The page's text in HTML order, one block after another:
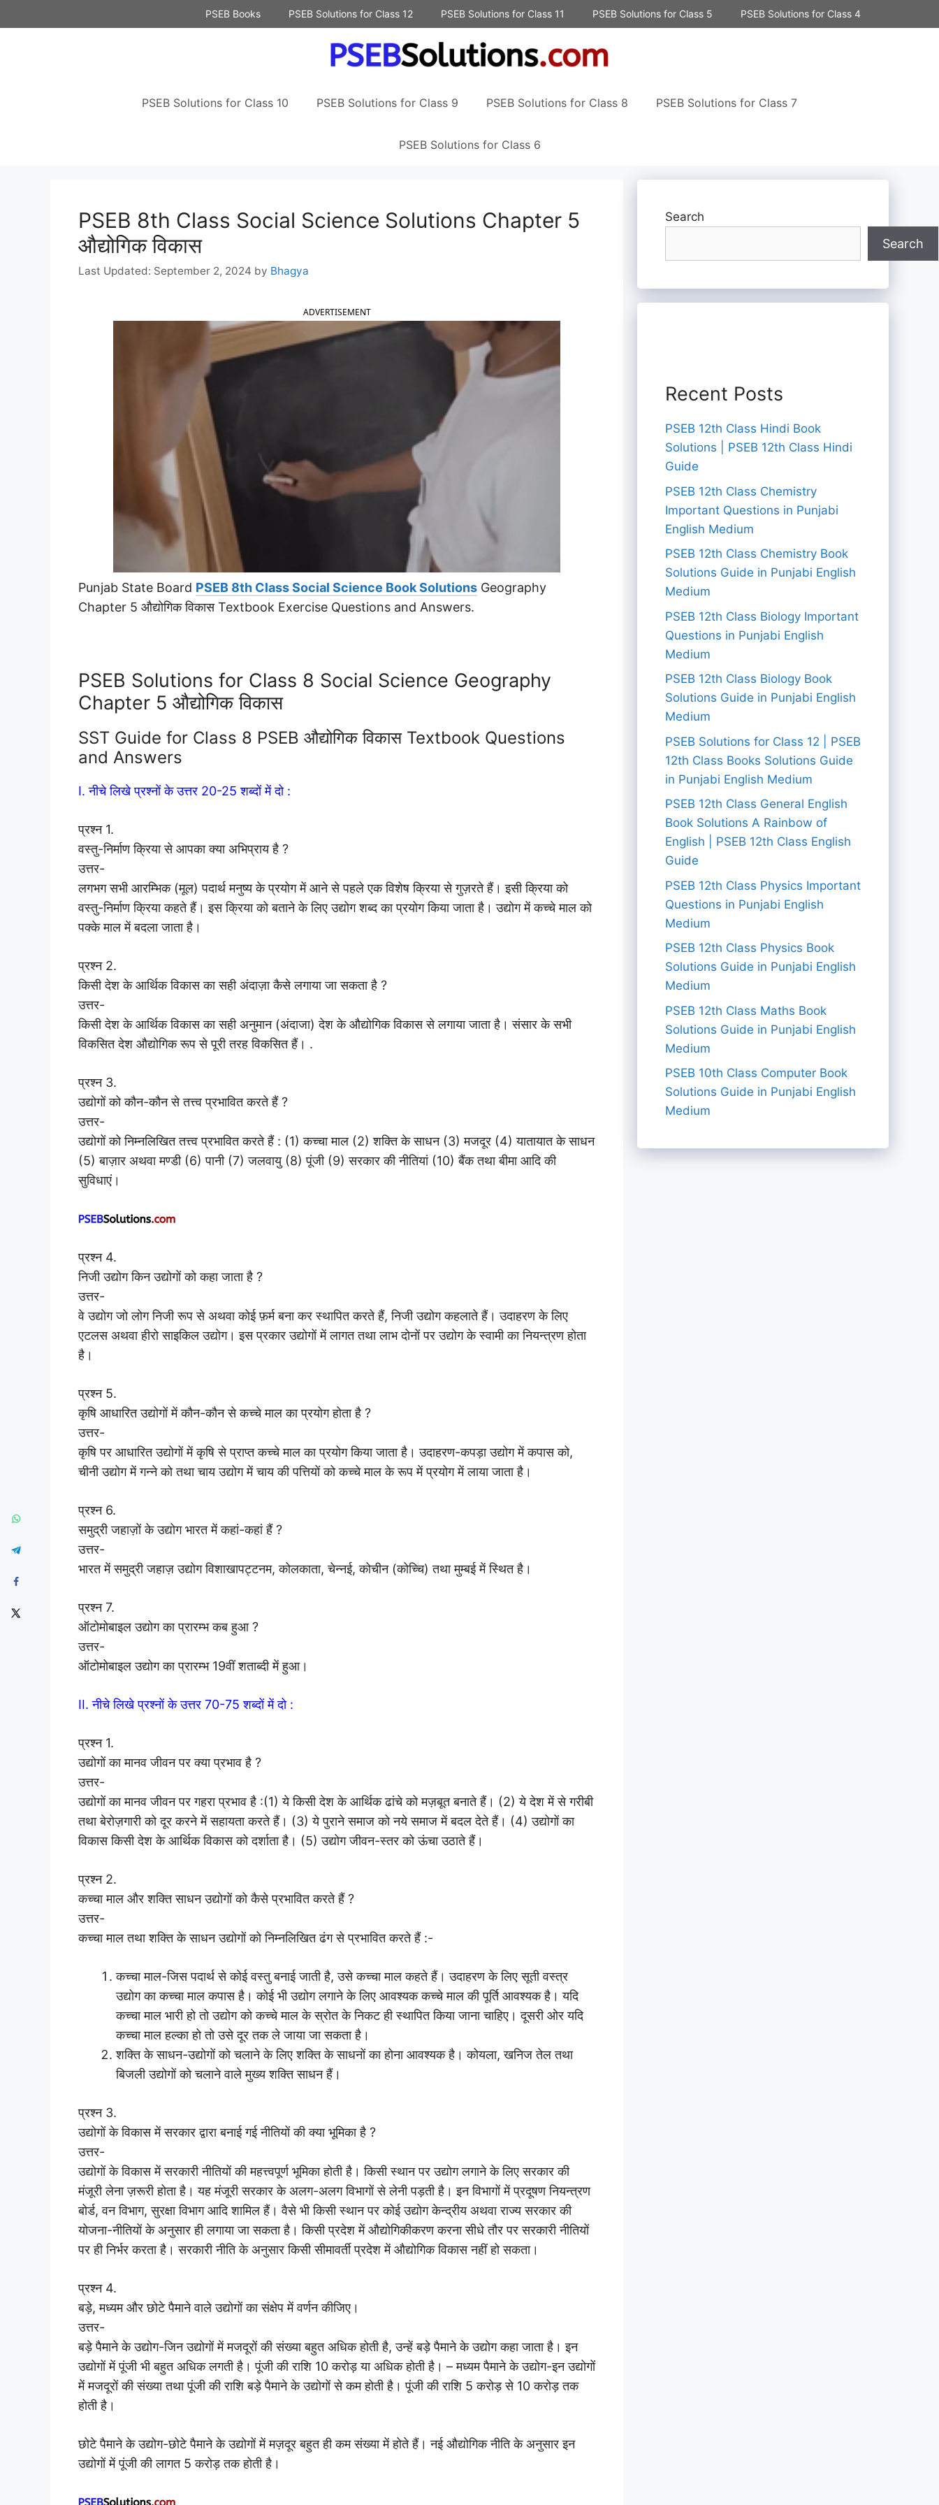
to
PSEB Books PSEB Solutions for Class 12 PSEB Solutions for Class 11 PSEB Solutions for Class 5 PSEB Solutions for Class 4
PSEB Solutions for Class 10 PSEB Solutions for Class 9 PSEB Solutions for Class 8 PSEB Solutions for Class 7
PSEB Solutions for Class 6
PSEB 8th Class Social Science Solutions Chapter 5
औद्योगिक विकास
September 2, 2024 by Bhagya
ADVERTISEMENT
Punjab State Board PSEB 8th Class Social Science Book Solutions Geography
Chapter 5 औद्योगिक विकास Textbook Exercise Questions and Answers.
PSEB Solutions for Class 8 Social Science Geography
Chapter 5 औद्योगिक विकास
SST Guide for Class 8 PSEB औद्योगिक विकास Textbook Questions
and Answers
I. नीचे लिखे प्रश्नों के उत्तर 20-25 शब्दों में दो :
प्रश्न 1.
वस्तु-निर्माण क्रिया से आपका क्या अभिप्राय है ?
उत्तर-
लगभग सभी आरम्भिक (मूल) पदार्थ मनुष्य के प्रयोग में आने से पहले एक विशेष क्रिया से गुज़रते हैं। इसी क्रिया को
वस्तु-निर्माण क्रिया कहते हैं। इस क्रिया को बताने के लिए उद्योग शब्द का प्रयोग किया जाता है। उद्योग में कच्चे माल को
पक्के माल में बदला जाता है।
प्रश्न 2.
किसी देश के आर्थिक विकास का सही अंदाज़ा कैसे लगाया जा सकता है ?
उत्तर-
किसी देश के आर्थिक विकास का सही अनुमान (अंदाजा) देश के औद्योगिक विकास से लगाया जाता है। संसार के सभी
विकसित देश औद्योगिक रूप से पूरी तरह विकसित हैं। .
प्रश्न 3.
उद्योगों को कौन-कौन से तत्त्व प्रभावित करते हैं ?
उत्तर-
उद्योगों को निम्नलिखित तत्त्व प्रभावित करते हैं : (1) कच्चा माल (2) शक्ति के साधन (3) मजदूर (4) यातायात के साधन
(5) बाज़ार अथवा मण्डी (6) पानी (7) जलवायु (8) पूंजी (9) सरकार की नीतियां (10) बैंक तथा बीमा आदि की
सुविधाएं।
प्रश्न 4.
निजी उद्योग किन उद्योगों को कहा जाता है ?
उत्तर-
वे उद्योग जो लोग निजी रूप से अथवा कोई फ़र्म बना कर स्थापित करते हैं, निजी उद्योग कहलाते हैं। उदाहरण के लिए
एटलस अथवा हीरो साइकिल उद्योग। इस प्रकार उद्योगों में लागत तथा लाभ दोनों पर उद्योग के स्वामी का नियन्त्रण होता
है।
प्रश्न 5.
कृषि आधारित उद्योगों में कौन-कौन से कच्चे माल का प्रयोग होता है ?
उत्तर-
कृषि पर आधारित उद्योगों में कृषि से प्राप्त कच्चे माल का प्रयोग किया जाता है। उदाहरण-कपड़ा उद्योग में कपास को,
चीनी उद्योग में गन्ने को तथा चाय उद्योग में चाय की पत्तियों को कच्चे माल के रूप में प्रयोग में लाया जाता है।
प्रश्न 6.
समुद्री जहाज़ों के उद्योग भारत में कहां-कहां हैं ?
उत्तर-
भारत में समुद्री जहाज़ उद्योग विशाखापट्टनम, कोलकाता, चेन्नई, कोचीन (कोच्चि) तथा मुम्बई में स्थित है।
प्रश्न 7.
ऑटोमोबाइल उद्योग का प्रारम्भ कब हुआ ?
उत्तर-
ऑटोमोबाइल उद्योग का प्रारम्भ 19वीं शताब्दी में हुआ।
II. नीचे लिखे प्रश्नों के उत्तर 70-75 शब्दों में दो :
प्रश्न 1.
उद्योगों का मानव जीवन पर क्या प्रभाव है ?
उत्तर-
उद्योगों का मानव जीवन पर गहरा प्रभाव है :(1) ये किसी देश के आर्थिक ढांचे को मज़बूत बनाते हैं। (2) ये देश में से गरीबी
तथा बेरोज़गारी को दूर करने में सहायता करते हैं। (3) ये पुराने समाज को नये समाज में बदल देते हैं। (4) उद्योगों का
विकास किसी देश के आर्थिक विकास को दर्शाता है। (5) उद्योग जीवन-स्तर को ऊंचा उठाते हैं।
प्रश्न 2.
कच्चा माल और शक्ति साधन उद्योगों को कैसे प्रभावित करते हैं ?
उत्तर-
कच्चा माल तथा शक्ति के साधन उद्योगों को निम्नलिखित ढंग से प्रभावित करते हैं :-
कच्चा माल-जिस पदार्थ से कोई वस्तु बनाई जाती है, उसे कच्चा माल कहते हैं। उदाहरण के लिए सूती वस्त्र
उद्योग का कच्चा माल कपास है। कोई भी उद्योग लगाने के लिए आवश्यक कच्चे माल की पूर्ति आवश्यक है। यदि
कच्चा माल भारी हो तो उद्योग को कच्चे माल के स्रोत के निकट ही स्थापित किया जाना चाहिए। दूसरी ओर यदि
कच्चा माल हल्का हो तो उसे दूर तक ले जाया जा सकता है।
शक्ति के साधन-उद्योगों को चलाने के लिए शक्ति के साधनों का होना आवश्यक है। कोयला, खनिज तेल तथा
बिजली उद्योगों को चलाने वाले मुख्य शक्ति साधन हैं।
प्रश्न 3.
उद्योगों के विकास में सरकार द्वारा बनाई गई नीतियों की क्या भूमिका है ?
उत्तर-
उद्योगों के विकास में सरकारी नीतियों की महत्त्वपूर्ण भूमिका होती है। किसी स्थान पर उद्योग लगाने के लिए सरकार की
मंजूरी लेना ज़रूरी होता है। यह मंजूरी सरकार के अलग-अलग विभागों से लेनी पड़ती है। इन विभागों में प्रदूषण नियन्त्रण
बोर्ड, वन विभाग, सुरक्षा विभाग आदि शामिल हैं। वैसे भी किसी स्थान पर कोई उद्योग केन्द्रीय अथवा राज्य सरकार की
योजना-नीतियों के अनुसार ही लगाया जा सकता है। किसी प्रदेश में औद्योगिकीकरण करना सीधे तौर पर सरकारी नीतियों
पर ही निर्भर करता है। सरकारी नीति के अनुसार किसी सीमावर्ती प्रदेश में औद्योगिक विकास नहीं हो सकता।
प्रश्न 4.
बड़े, मध्यम और छोटे पैमाने वाले उद्योगों का संक्षेप में वर्णन कीजिए।
उत्तर-
बड़े पैमाने के उद्योग-जिन उद्योगों में मजदूरों की संख्या बहुत अधिक होती है, उन्हें बड़े पैमाने के उद्योग कहा जाता है। इन
उद्योगों में पूंजी भी बहुत अधिक लगती है। पूंजी की राशि 10 करोड़ या अधिक होती है। – मध्यम पैमाने के उद्योग-इन उद्योगों
में मजदूरों की संख्या तथा पूंजी की राशि बड़े पैमाने के उद्योगों से कम होती है। पूंजी की राशि 5 करोड़ से 10 करोड़ तक
होती है।
छोटे पैमाने के उद्योग-छोटे पैमाने के उद्योगों में मज़दूर बहुत ही कम संख्या में होते हैं। नई औद्योगिक नीति के अनुसार इन
उद्योगों में पूंजी की लागत 5 करोड़ तक होती है।
Search
Search
Recent Posts
PSEB 12th Class Hindi Book
Solutions | PSEB 12th Class Hindi
Guide
PSEB 12th Class Chemistry
Important Questions in Punjabi
English Medium
PSEB 12th Class Chemistry Book
Solutions Guide in Punjabi English
Medium
PSEB 12th Class Biology Important
Questions in Punjabi English
Medium
PSEB 12th Class Biology Book
Solutions Guide in Punjabi English
Medium
PSEB Solutions for Class 12 | PSEB
12th Class Books Solutions Guide
in Punjabi English Medium
PSEB 12th Class General English
Book Solutions A Rainbow of
English | PSEB 12th Class English
Guide
PSEB 12th Class Physics Important
Questions in Punjabi English
Medium
PSEB 12th Class Physics Book
Solutions Guide in Punjabi English
Medium
PSEB 12th Class Maths Book
Solutions Guide in Punjabi English
Medium
PSEB 10th Class Computer Book
Solutions Guide in Punjabi English
Medium